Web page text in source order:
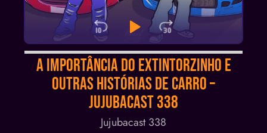
Audio
Player
Skip Backward
Play Pause
Jump
A importância do extintorzinho e
OUTRAS histórias de carro –
Jujubacast 338
Jujubacast 338